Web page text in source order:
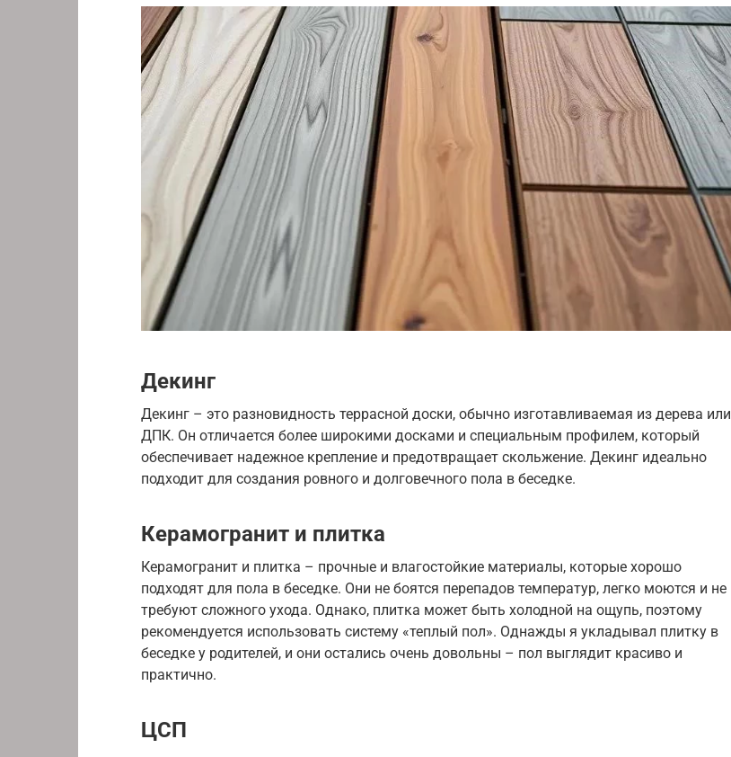
Декинг
Декинг – это разновидность террасной доски, обычно изготавливаемая из дерева или
ДПК. Он отличается более широкими досками и специальным профилем, который
обеспечивает надежное крепление и предотвращает скольжение. Декинг идеально
подходит для создания ровного и долговечного пола в беседке.
Керамогранит и плитка
Керамогранит и плитка – прочные и влагостойкие материалы, которые хорошо
подходят для пола в беседке. Они не боятся перепадов температур, легко моются и не
требуют сложного ухода. Однако, плитка может быть холодной на ощупь, поэтому
рекомендуется использовать систему «теплый пол». Однажды я укладывал плитку в
беседке у родителей, и они остались очень довольны – пол выглядит красиво и
практично.
ЦСП